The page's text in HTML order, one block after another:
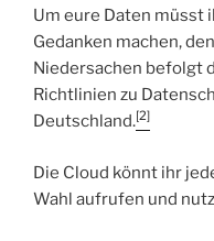
Um eure Daten müsst
Gedanken machen,
Niedersachen befolgt
Richtlinien zu
Deutschland.[2]
Die Cloud könnt ihr
Wahl aufrufen und